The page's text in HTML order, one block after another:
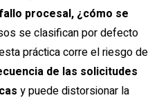
procesal, ¿cómo se
se clasifican por defecto
práctica corre el riesgo de
de las solicitudes
y puede distorsionar la